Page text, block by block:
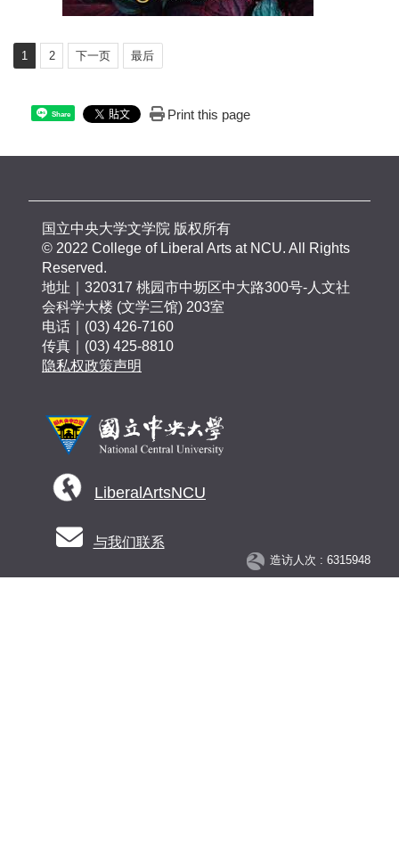
1 2 下一页 最后
Share Print this page
国立中央大学文学院 版权所有
© 2022 College of Liberal Arts at NCU. All Rights
Reserved.
地址｜320317 桃园市中坜区中大路300号-人文社
会科学大楼 (文学三馆) 203室
电话｜(03) 426-7160
传真｜(03) 425-8810
隐私权政策声明
LiberalArtsNCU
与我们联系
造访人次 : 6315948